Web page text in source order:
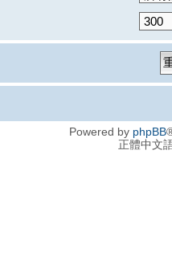
Powered by phpBB
正體中文